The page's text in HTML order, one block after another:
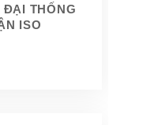
ĐẠI THỐNG
ISO